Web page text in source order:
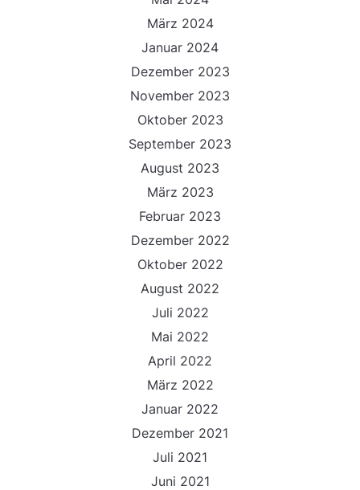
März 2024
Januar 2024
Dezember 2023
November 2023
Oktober 2023
September 2023
August 2023
März 2023
Februar 2023
Dezember 2022
Oktober 2022
August 2022
Juli 2022
Mai 2022
April 2022
März 2022
Januar 2022
Dezember 2021
Juli 2021
Juni 2021